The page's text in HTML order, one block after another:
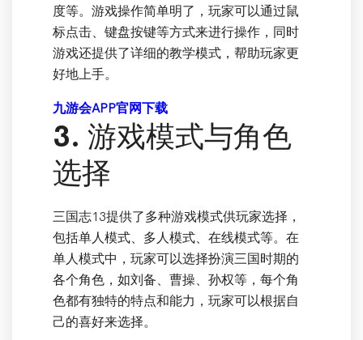
度等。游戏操作简单明了，玩家可以通过鼠
标点击、键盘按键等方式来进行操作，同时
游戏还提供了详细的教学模式，帮助玩家更
好地上手。
九游会APP官网下载
3. 游戏模式与角色
选择
三国志13提供了多种游戏模式供玩家选择，
包括单人模式、多人模式、在线模式等。在
单人模式中，玩家可以选择扮演三国时期的
各个角色，如刘备、曹操、孙权等，每个角
色都有独特的特点和能力，玩家可以根据自
己的喜好来选择。